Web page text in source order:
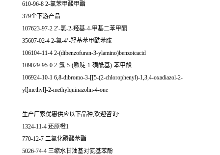
610-96-8 2-氯苯甲酸甲酯
379个下游产品
107623-97-2 2′-氯-2-羟基-4-甲基二苯甲酮
35607-02-4 2-氯-4’-羟基苯甲酰苯胺
106104-11-4 2-(dibenzofuran-3-ylamino)benzoicacid
109029-95-0 2-氯-5-(哌啶-1-磺酰基)-苯甲酸
106924-10-1 6,8-dibromo-3-[[5-(2-chlorophenyl)-1,3,4-oxadiazol-2-
yl]methyl]-2-methylquinazolin-4-one
生产厂家优惠供应以下品种,欢迎咨询:
1324-11-4 还原橙1
770-12-7 二氯化磷酸苯酯
5026-74-4 三缩水甘油基对氨基苯酚